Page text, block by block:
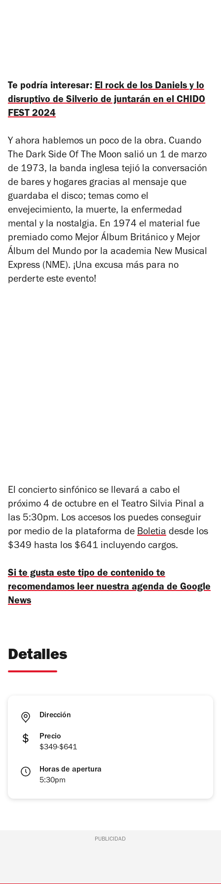
Te podría interesar: El rock de los Daniels y lo
disruptivo de Silverio de juntarán en el CHIDO
FEST 2024
Y ahora hablemos un poco de la obra. Cuando
The Dark Side Of The Moon salió un 1 de marzo
de 1973, la banda inglesa tejió la conversación
de bares y hogares gracias al mensaje que
guardaba el disco; temas como el
envejecimiento, la muerte, la enfermedad
mental y la nostalgia. En 1974 el material fue
premiado como Mejor Álbum Británico y Mejor
Álbum del Mundo por la academia New Musical
Express (NME). ¡Una excusa más para no
perderte este evento!
El concierto sinfónico se llevará a cabo el
próximo 4 de octubre en el Teatro Silvia Pinal a
las 5:30pm. Los accesos los puedes conseguir
por medio de la plataforma de Boletia desde los
$349 hasta los $641 incluyendo cargos.
Si te gusta este tipo de contenido te
recomendamos leer nuestra agenda de Google
News
Detalles
Dirección
Precio
$349-$641
Horas de apertura
5:30pm
PUBLICIDAD